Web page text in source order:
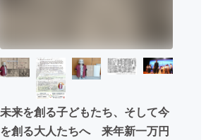
CAMPFIREふるさと納税machi-ya
未来を創る子どもたち、そして今
を創る大人たちへ 来年新一万円